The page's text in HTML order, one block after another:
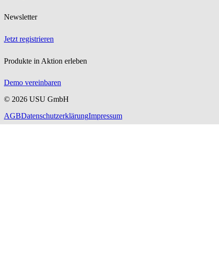
Newsletter
Jetzt registrieren
Produkte in Aktion erleben
Demo vereinbaren
© 2026 USU GmbH
AGBDatenschutzerklärungImpressum